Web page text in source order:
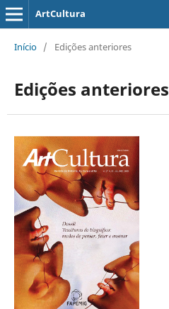
ArtCultura
Início / Edições anteriores
Edições anteriores